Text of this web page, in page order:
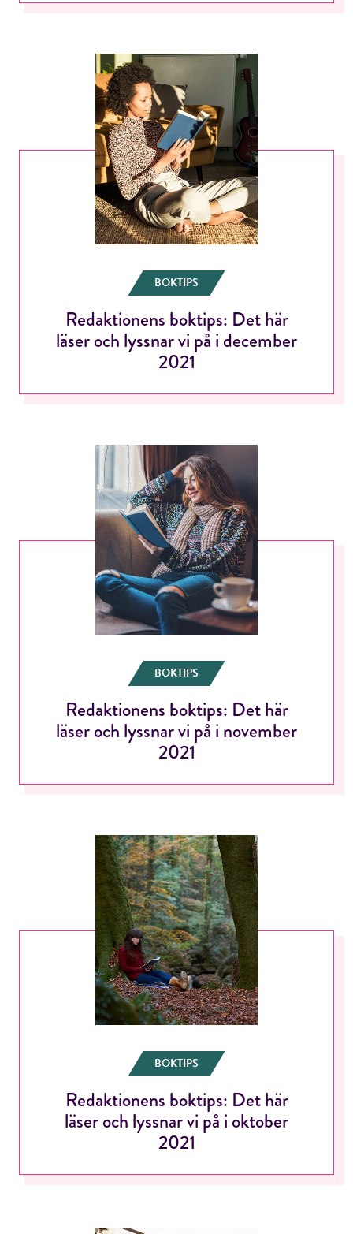
BOKTIPS
Redaktionens boktips: Det här
läser och lyssnar vi på i december
2021
BOKTIPS
Redaktionens boktips: Det här
läser och lyssnar vi på i november
2021
BOKTIPS
Redaktionens boktips: Det här
läser och lyssnar vi på i oktober
2021